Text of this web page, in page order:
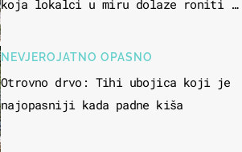
koja lokalci u miru dolaze roniti i
NEVJEROJATNO OPASNO
Otrovno drvo: Tihi ubojica koji je
najopasniji kada padne kiša